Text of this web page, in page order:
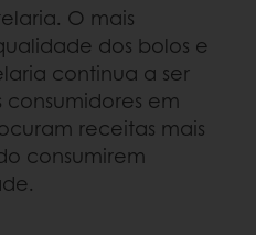
O mais
dos bolos e
continua a ser
consumidores em
receitas mais
consumirem